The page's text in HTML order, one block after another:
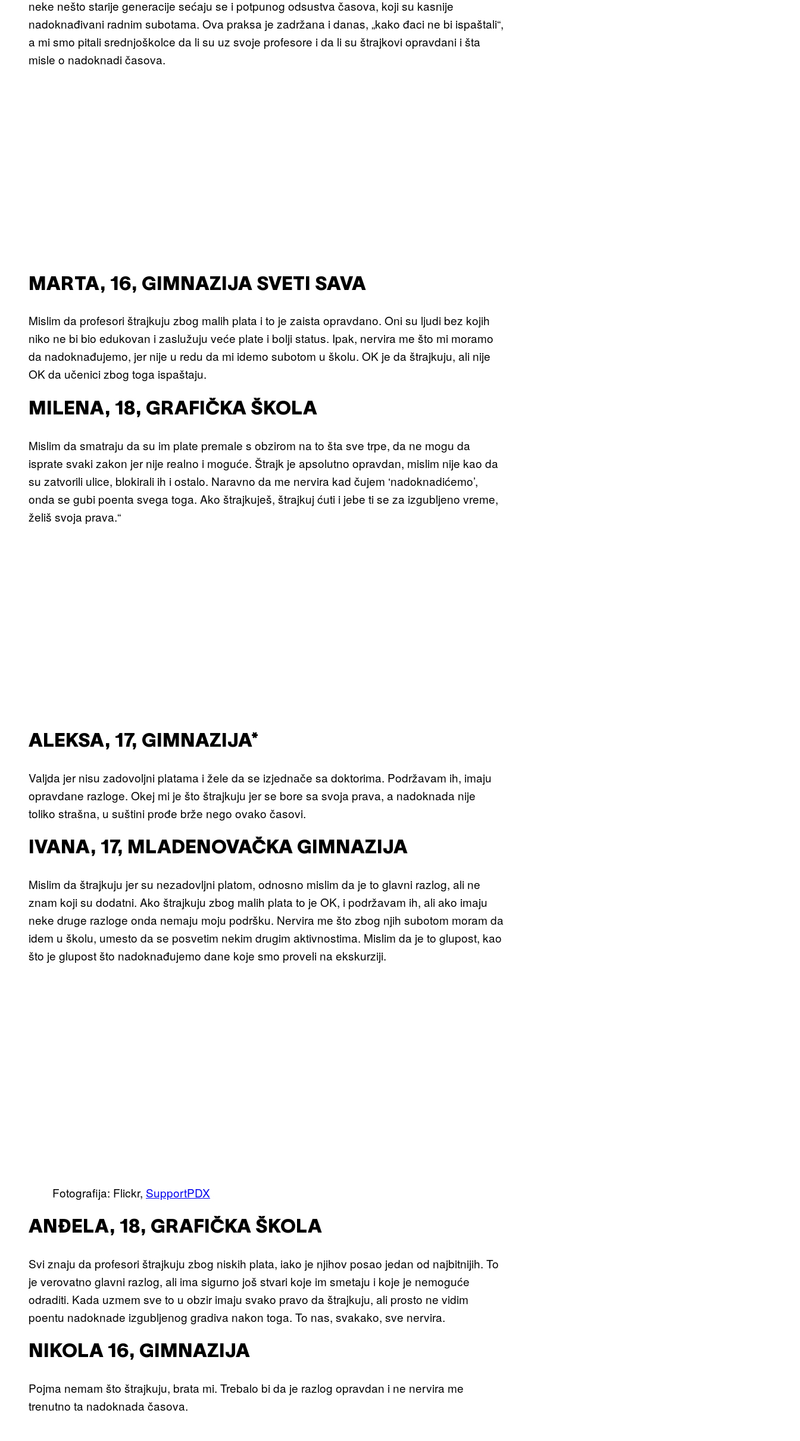
neke nešto starije generacije sećaju se i potpunog odsustva časova, koji su kasnije
nadoknađivani radnim subotama. Ova praksa je zadržana i danas, „kako đaci ne bi ispaštali“,
a mi smo pitali srednjoškolce da li su uz svoje profesore i da li su štrajkovi opravdani i šta
misle o nadoknadi časova.
MARTA, 16, GIMNAZIJA SVETI SAVA
Mislim da profesori štrajkuju zbog malih plata i to je zaista opravdano. Oni su ljudi bez kojih
niko ne bi bio edukovan i zaslužuju veće plate i bolji status. Ipak, nervira me što mi moramo
da nadoknađujemo, jer nije u redu da mi idemo subotom u školu. OK je da štrajkuju, ali nije
OK da učenici zbog toga ispaštaju.
MILENA, 18, GRAFIČKA ŠKOLA
Mislim da smatraju da su im plate premale s obzirom na to šta sve trpe, da ne mogu da
isprate svaki zakon jer nije realno i moguće. Štrajk je apsolutno opravdan, mislim nije kao da
su zatvorili ulice, blokirali ih i ostalo. Naravno da me nervira kad čujem ‘nadoknadićemo’,
onda se gubi poenta svega toga. Ako štrajkuješ, štrajkuj ćuti i jebe ti se za izgubljeno vreme,
želiš svoja prava.“
ALEKSA, 17, GIMNAZIJA*
Valjda jer nisu zadovoljni platama i žele da se izjednače sa doktorima. Podržavam ih, imaju
opravdane razloge. Okej mi je što štrajkuju jer se bore sa svoja prava, a nadoknada nije
toliko strašna, u suštini prođe brže nego ovako časovi.
IVANA, 17, MLADENOVAČKA GIMNAZIJA
Mislim da štrajkuju jer su nezadovljni platom, odnosno mislim da je to glavni razlog, ali ne
znam koji su dodatni. Ako štrajkuju zbog malih plata to je OK, i podržavam ih, ali ako imaju
neke druge razloge onda nemaju moju podršku. Nervira me što zbog njih subotom moram da
idem u školu, umesto da se posvetim nekim drugim aktivnostima. Mislim da je to glupost, kao
što je glupost što nadoknađujemo dane koje smo proveli na ekskurziji.
Fotografija: Flickr, SupportPDX
ANĐELA, 18, GRAFIČKA ŠKOLA
Svi znaju da profesori štrajkuju zbog niskih plata, iako je njihov posao jedan od najbitnijih. To
je verovatno glavni razlog, ali ima sigurno još stvari koje im smetaju i koje je nemoguće
odraditi. Kada uzmem sve to u obzir imaju svako pravo da štrajkuju, ali prosto ne vidim
poentu nadoknade izgubljenog gradiva nakon toga. To nas, svakako, sve nervira.
NIKOLA 16, GIMNAZIJA
Pojma nemam što štrajkuju, brata mi. Trebalo bi da je razlog opravdan i ne nervira me
trenutno ta nadoknada časova.